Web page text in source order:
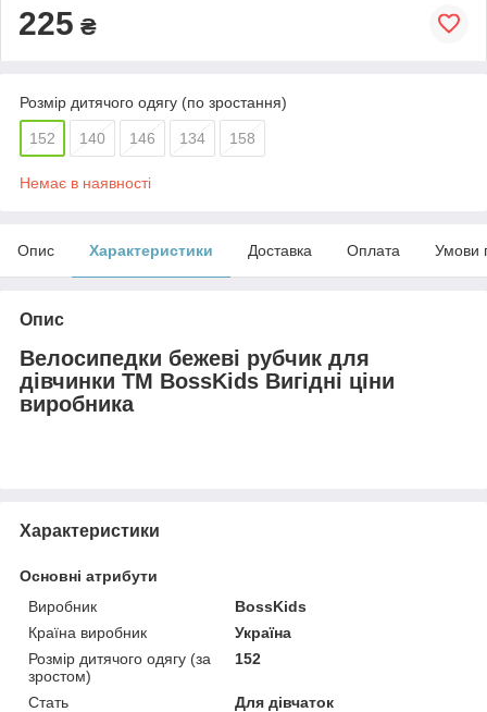
225 ₴
Розмір дитячого одягу (по зростання)
152 140 146 134 158
Немає в наявності
Опис Характеристики Доставка Оплата Умови
Опис
Велосипедки бежеві рубчик для
дівчинки ТМ BossKids Вигідні ціни
виробника
Характеристики
Основні атрибути
Виробник
BossKids
Країна виробник
Україна
Розмір дитячого одягу (за
зростом)
152
Стать
Для дівчаток